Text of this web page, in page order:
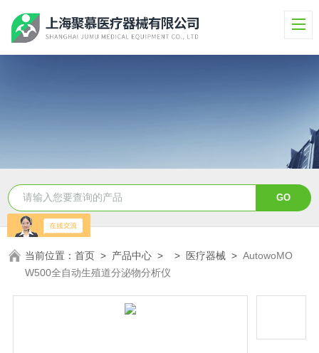
当前位置：首页 > 产品中心 > > 医疗器械 >AutowoMO
W500全自动生殖道分泌物分析仪